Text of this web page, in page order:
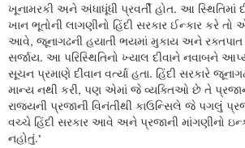
ખૂનામરકી અને અંધાધૂંધી પ્રવર્તી હોત. આ સ્થિતિમાં
ખાન ભૂતોની લાગણીનો હિંદી સરકાર ઈન્કાર કરે
આવે, જૂનાગઢની હયાતી ભયમાં મુકાય અને
સર્જાય. આ પરિસ્થિતિનો ખ્યાલ દીવાને નવાબને
સૂચન પ્રમાણે દીવાન વર્ત્યા હતા. હિંદી સરકારે
માન્ય નથી કરી, પણ એમાં જે વ્યક્તિઓ છે તે
રાજ્યની પ્રજાની વિનંતીથી કાઉન્સિલે જે પગલું
વચ્ચે હિંદી સરકાર આવે અને પ્રજાની માંગણીનો
નહોતું.’